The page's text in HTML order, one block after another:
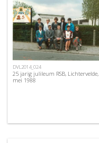
DVL2014_024
25 jarig julileum RSB, Lichtervelde,
mei 1988